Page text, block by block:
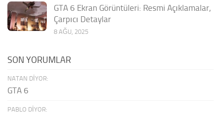
GTA 6 Ekran Görüntüleri: Resmi Açıklamalar,
Çarpıcı Detaylar
8 AĞU, 2025
SON YORUMLAR
NATAN DIYOR:
GTA 6
PABLO DIYOR: